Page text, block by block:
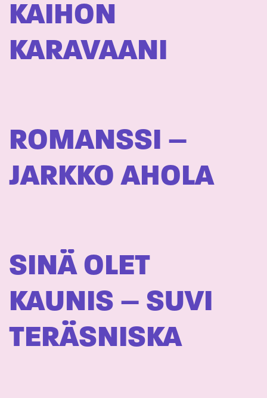
KAIHON
KARAVAANI
ROMANSSI –
JARKKO AHOLA
SINÄ OLET
KAUNIS – SUVI
TERÄSNISKA